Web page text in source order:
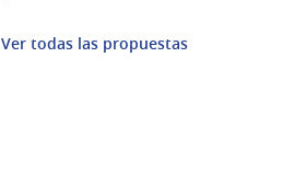
Ver todas las propuestas